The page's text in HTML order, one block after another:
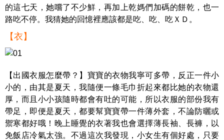
的這七天，她嚐了不少鮮，再加上乾媽們加碼的餅乾，也一
路吃不停。我猜她的回憶裡應該都是吃、吃、吃ＸＤ。
【衣】
【出國衣服怎麼帶？】寶寶的衣物我寧可多帶，反正一件小
小的，由其是夏天，我隨便一條毛巾折起來都比她的衣物還
厚，而且小小孩隨時都會有吐的可能，所以衣服的部份我有
帶足，即便是夏天，都要幫寶寶帶一件薄外套，不論防曬或
禦寒都好哦！晚上睡覺的衣著我也會選擇薄長袖、長褲，以
免飯店冷氣太強。不過這次我發現，小女生有個好處，只要